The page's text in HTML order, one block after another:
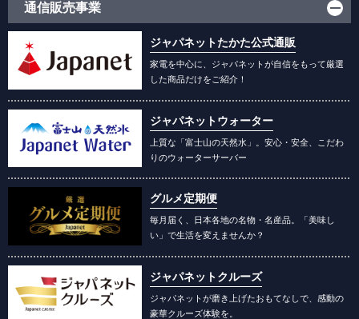
通信販売事業
ジャパネットたかた公式通販
家電を中心に、ジャパネットが自信をもって厳選
した商品だけをご紹介！
ジャパネットウォーター
上質な「富士山の天然水」。安心・安全、こだわ
りのウォーターサーバー
グルメ定期便
毎月届く、日本各地の名物・名産品。「美味し
い」で生活を変えませんか？
ジャパネットクルーズ
ジャパネットが磨き上げたおもてなしで、感動の
豪華クルーズ体験を。